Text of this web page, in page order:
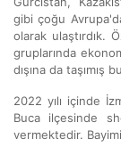
gibi çoğu
olarak ulaştırdık.
gruplarında
dışına da taşımış
2022 yılı içinde
Buca ilçesinde
vermektedir.